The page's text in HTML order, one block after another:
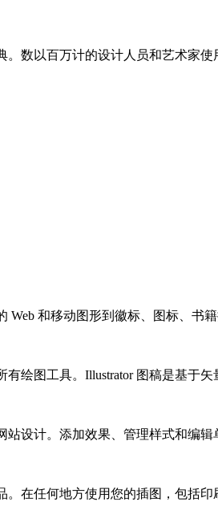
。数以百万计的设计人员和艺术家
和移动图形到徽标、图标、书
绘图工具。Illustrator 图稿是基于
设计。添加效果、管理样式和编辑
在任何地方使用您的插图，包括印